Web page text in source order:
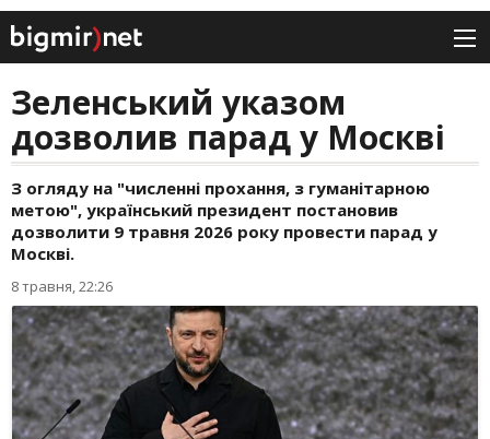
Зеленський указом
дозволив парад у Москві
З огляду на "численні прохання, з гуманітарною
метою", український президент постановив
дозволити 9 травня 2026 року провести парад у
Москві.
8 травня, 22:26